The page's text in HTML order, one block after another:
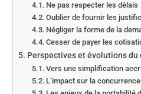
Ne pas respecter les délais
Oublier de fournir les
Négliger la forme de la
Cesser de payer les
Perspectives et évolutions
Vers une simplification
L’impact sur la